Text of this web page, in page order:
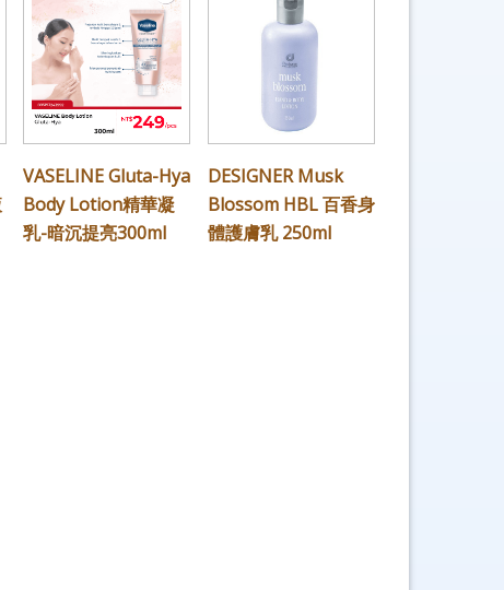
VASELINE Gluta-Hya
Body Lotion精華凝
乳-暗沉提亮300ml
DESIGNER Musk
Blossom HBL 百香身
體護膚乳 250ml